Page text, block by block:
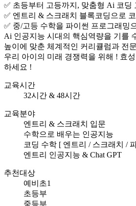
✅ 초등부터 고등까지, 맞춤형 Ai 코딩
✅ 엔트리 & 스크래치 블록코딩으로
✅ 중/고등 수학을 파이썬 프로그래밍
Ai 인공지능 시대의 핵심역량을 기를
높이에 맞춘 체계적인 커리큘럼과 전
우리 아이의 미래 경쟁력을 위해 ! 효
하세요 !
교육시간
32시간 & 48시간
교육분야
엔트리 & 스크래치 입문
수학으로 배우는 인공지능
코딩 수학 [ 엔트리 / 스크래치 /
엔트리 인공지능 & Chat GPT
추천대상
예비초1
초등부
중등부